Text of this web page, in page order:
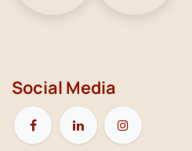
Social Media